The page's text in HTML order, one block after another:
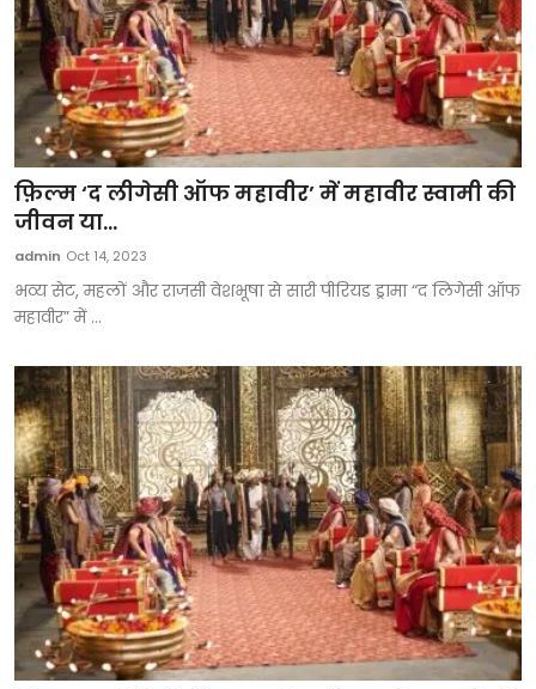
फ़िल्म ‘द लीगेसी ऑफ महावीर’ में महावीर स्वामी की
जीवन या...
admin Oct 14, 2023
भव्य सेट, महलों और राजसी वेशभूषा से सारी पीरियड ड्रामा “द लिगेसी ऑफ
महावीर” में ...